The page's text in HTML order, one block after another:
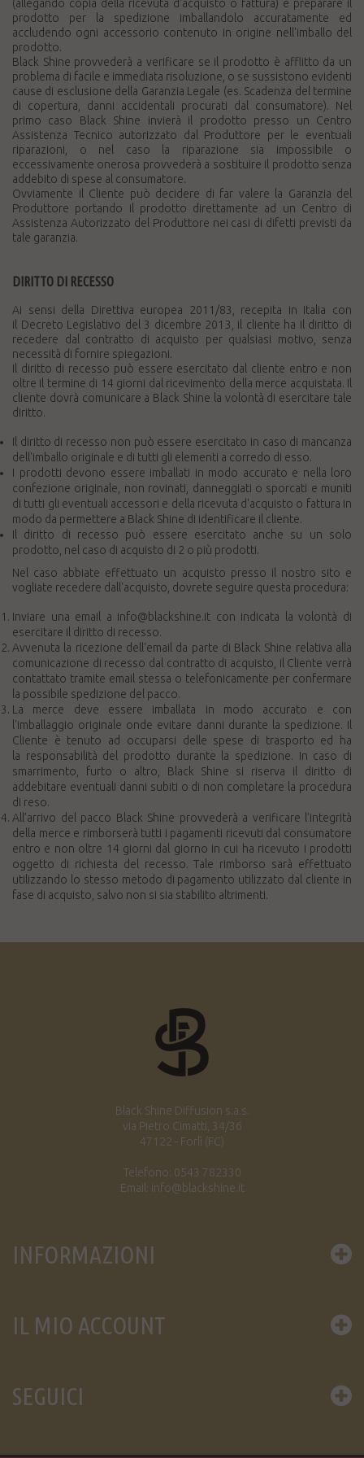
(allegando copia della ricevuta d'acquisto o fattura) e preparare il
prodotto per la spedizione imballandolo accuratamente ed
accludendo ogni accessorio contenuto in origine nell'imballo del
prodotto.
Black Shine provvederà a verificare se il prodotto è afflitto da un
problema di facile e immediata risoluzione, o se sussistono evidenti
cause di esclusione della Garanzia Legale (es. Scadenza del termine
di copertura, danni accidentali procurati dal consumatore). Nel
primo caso Black Shine invierà il prodotto presso un Centro
Assistenza Tecnico autorizzato dal Produttore per le eventuali
riparazioni, o nel caso la riparazione sia impossibile o
eccessivamente onerosa provvederà a sostituire il prodotto senza
addebito di spese al consumatore.
Ovviamente il Cliente può decidere di far valere la Garanzia del
Produttore portando il prodotto direttamente ad un Centro di
Assistenza Autorizzato del Produttore nei casi di difetti previsti da
tale garanzia.
DIRITTO DI RECESSO
Ai sensi della Direttiva europea 2011/83, recepita in Italia con
il Decreto Legislativo del 3 dicembre 2013, il cliente ha il diritto di
recedere dal contratto di acquisto per qualsiasi motivo, senza
necessità di fornire spiegazioni.
Il diritto di recesso può essere esercitato dal cliente entro e non
oltre il termine di 14 giorni dal ricevimento della merce acquistata. Il
cliente dovrà comunicare a Black Shine la volontà di esercitare tale
diritto.
Il diritto di recesso non può essere esercitato in caso di mancanza
dell'imballo originale e di tutti gli elementi a corredo di esso.
I prodotti devono essere imballati in modo accurato e nella loro
confezione originale, non rovinati, danneggiati o sporcati e muniti
di tutti gli eventuali accessori e della ricevuta d'acquisto o fattura in
modo da permettere a Black Shine di identificare il cliente.
Il diritto di recesso può essere esercitato anche su un solo
prodotto, nel caso di acquisto di 2 o più prodotti.
Nel caso abbiate effettuato un acquisto presso il nostro sito e
vogliate recedere dall'acquisto, dovrete seguire questa procedura:
Inviare una email a info@blackshine.it con indicata la volontà di
esercitare il diritto di recesso.
Avvenuta la ricezione dell'email da parte di Black Shine relativa alla
comunicazione di recesso dal contratto di acquisto, il Cliente verrà
contattato tramite email stessa o telefonicamente per confermare
la possibile spedizione del pacco.
La merce deve essere imballata in modo accurato e con
l'imballaggio originale onde evitare danni durante la spedizione. Il
Cliente è tenuto ad occuparsi delle spese di trasporto ed ha
la responsabilità del prodotto durante la spedizione. In caso di
smarrimento, furto o altro, Black Shine si riserva il diritto di
addebitare eventuali danni subiti o di non completare la procedura
di reso.
All’arrivo del pacco Black Shine provvederà a verificare l’integrità
della merce e rimborserà tutti i pagamenti ricevuti dal consumatore
entro e non oltre 14 giorni dal giorno in cui ha ricevuto i prodotti
oggetto di richiesta del recesso. Tale rimborso sarà effettuato
utilizzando lo stesso metodo di pagamento utilizzato dal cliente in
fase di acquisto, salvo non si sia stabilito altrimenti.
Black Shine Diffusion s.a.s.
via Pietro Cimatti, 34/36
47122 - Forlì (FC)
Telefono: 0543 782330
Email: info@blackshine.it
INFORMAZIONI
IL MIO ACCOUNT
SEGUICI